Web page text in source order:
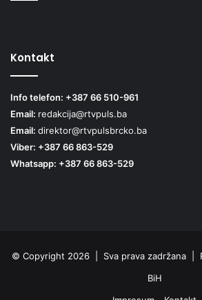
Kontakt
Info telefon: +387 66 510-961
Email: redakcija@rtvpuls.ba
Email: direktor@rtvpulsbrcko.ba
Viber: +387 66 863-529
Whatsapp: +387 66 863-529
© Copyright 2026 | Sva prava zadržana |
BiH